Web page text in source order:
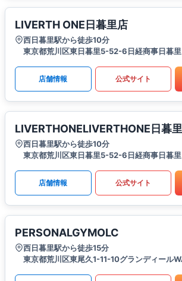
LIVERTH ONE日暮里店
西日暮里駅から徒歩10分
東京都荒川区東日暮里5-52-6日経商事日暮
店舗情報 公式サイト
LIVERTHONELIVERTHONE日暮
西日暮里駅から徒歩10分
東京都荒川区東日暮里5-52-6日経商事日暮
店舗情報 公式サイト
PERSONALGYMOLC
西日暮里駅から徒歩15分
東京都荒川区東尾久1-11-10グランディール